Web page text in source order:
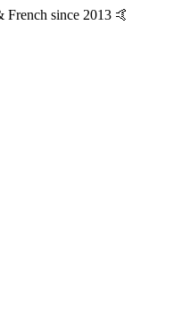
since 2013 🤙